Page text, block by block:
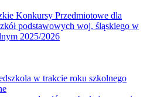
Konkursy Przedmiotowe dla
podstawowych woj. śląskiego w
2025/2026
w trakcie roku szkolnego